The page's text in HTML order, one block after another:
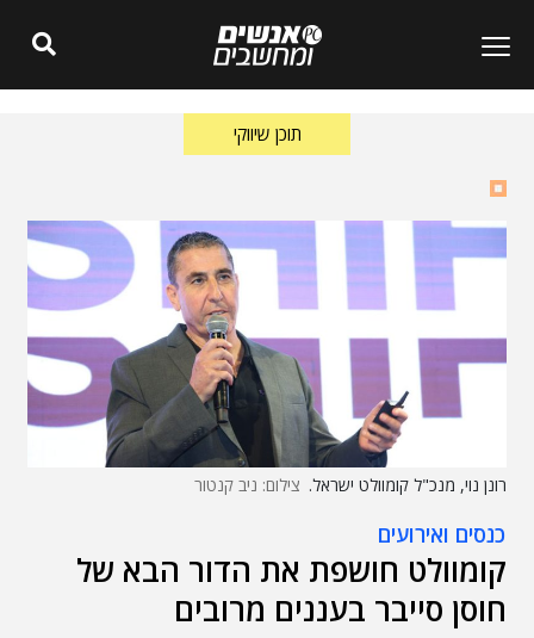
תוכן שיווקי
רונן נוי, מנכ"ל קומוולט ישראל. צילום: ניב קנטור
כנסים ואירועים
קומוולט חושפת את הדור הבא של
חוסן סייבר בעננים מרובים